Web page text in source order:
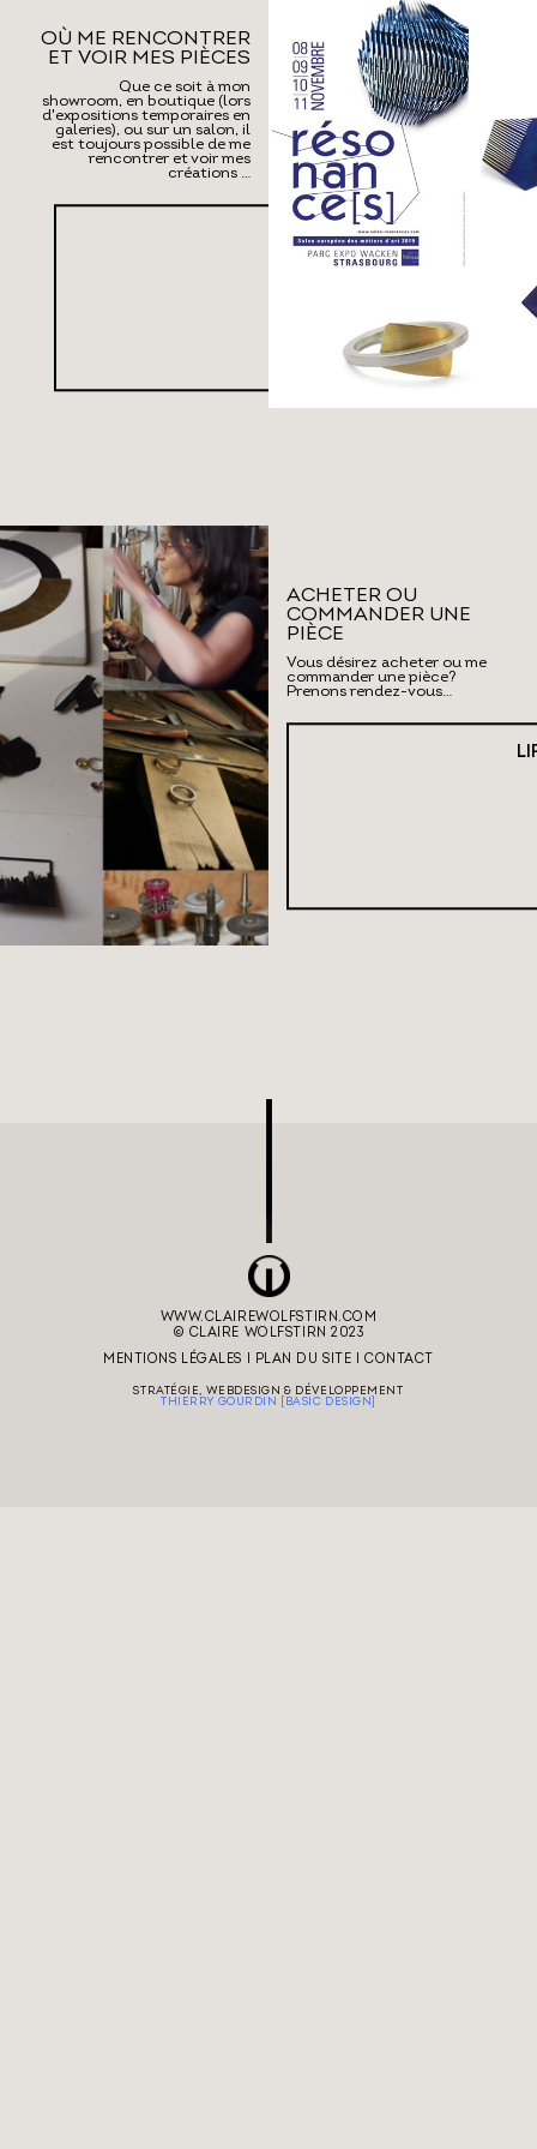
je
OÙ ME RENCONTRER
ET VOIR MES PIÈCES
Que ce soit à mon
showroom, en boutique (lors
d'expositions temporaires en
galeries), ou sur un salon, il
est toujours possible de me
rencontrer et voir mes
créations …
LIRE+
ACHETER OU
COMMANDER UNE
PIÈCE
Vous désirez acheter ou me
commander une pièce?
Prenons rendez-vous…
WWW.CLAIREWOLFSTIRN.COM
© CLAIRE WOLFSTIRN 2023
MENTIONS LÉGALES
PLAN DU SITE ICONTACT
STRATÉGIE, WEBDESIGN & DÉVELOPPEMENT
THIERRY GOURDIN [BASIC DESIGN]